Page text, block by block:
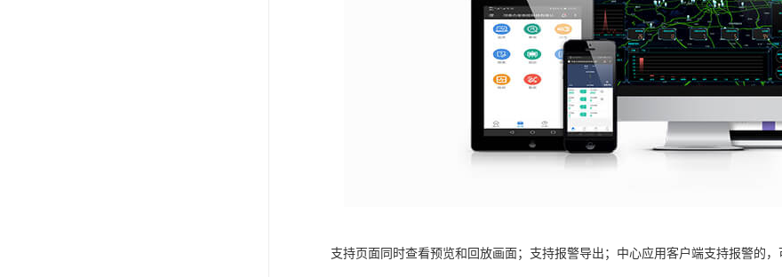
支持页面同时查看预览和回放画面；支持报警导出；中心应用客户端支持报警的